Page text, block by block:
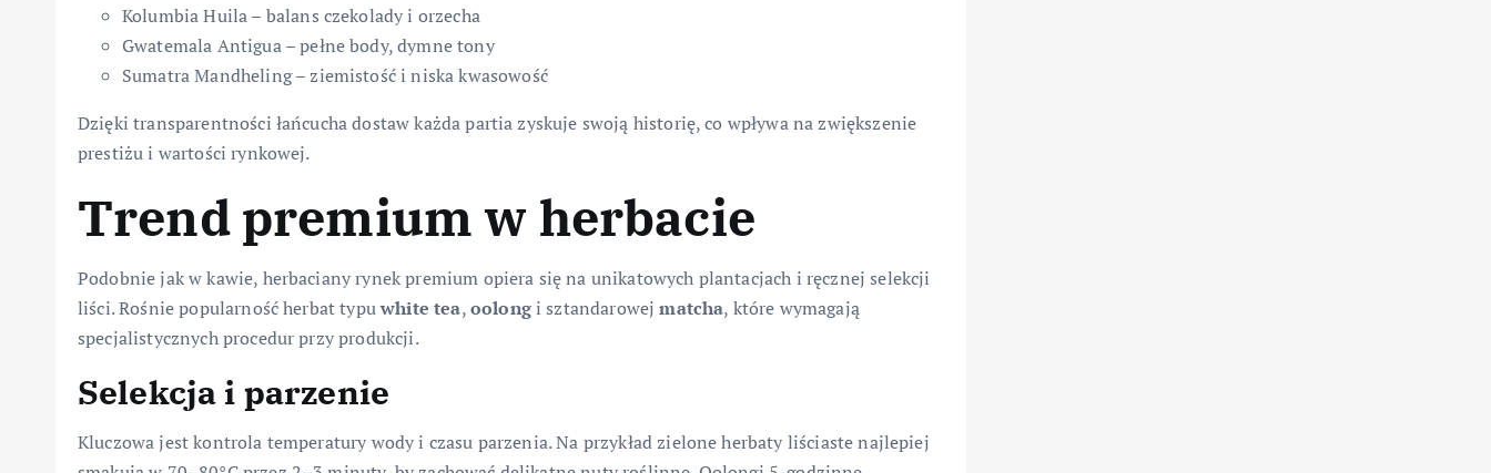
Kolumbia Huila – balans czekolady i orzecha
Gwatemala Antigua – pełne body, dymne tony
Sumatra Mandheling – ziemistość i niska kwasowość
Dzięki transparentności łańcucha dostaw każda partia zyskuje swoją historię, co wpływa na zwiększenie
prestiżu i wartości rynkowej.
Trend premium w herbacie
Podobnie jak w kawie, herbaciany rynek premium opiera się na unikatowych plantacjach i ręcznej selekcji
liści. Rośnie popularność herbat typuwhite tea,oolongi sztandarowejmatcha, które wymagają
specjalistycznych procedur przy produkcji.
Selekcja i parzenie
Kluczowa jest kontrola temperatury wody i czasu parzenia. Na przykład zielone herbaty liściaste najlepiej